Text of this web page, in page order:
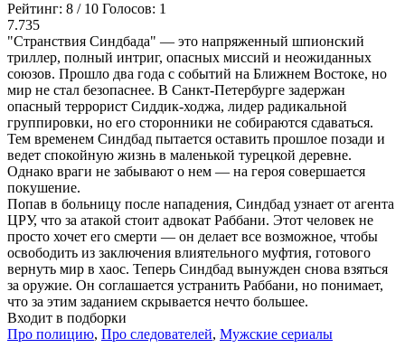
Рейтинг: 8 / 10 Голосов: 1
7.735
"Странствия Синдбада" — это напряженный шпионский
триллер, полный интриг, опасных миссий и неожиданных
союзов. Прошло два года с событий на Ближнем Востоке, но
мир не стал безопаснее. В Санкт-Петербурге задержан
опасный террорист Сиддик-ходжа, лидер радикальной
группировки, но его сторонники не собираются сдаваться.
Тем временем Синдбад пытается оставить прошлое позади и
ведет спокойную жизнь в маленькой турецкой деревне.
Однако враги не забывают о нем — на героя совершается
покушение.
Попав в больницу после нападения, Синдбад узнает от агента
ЦРУ, что за атакой стоит адвокат Раббани. Этот человек не
просто хочет его смерти — он делает все возможное, чтобы
освободить из заключения влиятельного муфтия, готового
вернуть мир в хаос. Теперь Синдбад вынужден снова взяться
за оружие. Он соглашается устранить Раббани, но понимает,
что за этим заданием скрывается нечто большее.
Входит в подборки
Про полицию, Про следователей, Мужские сериалы